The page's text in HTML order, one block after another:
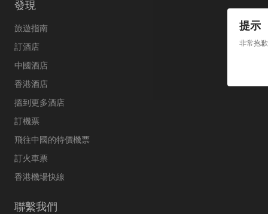
提示
非常抱
發現
旅遊指南
訂酒店
中國酒店
香港酒店
搵到更多酒店
訂機票
飛往中國的特價機票
訂火車票
香港機場快線
聯繫我們